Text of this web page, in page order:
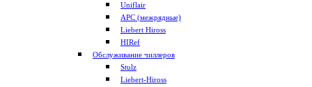
Uniflair
APC (межрядные)
Liebert Hiross
HIRef
Обслуживание чиллеров
Stulz
Liebert-Hiross